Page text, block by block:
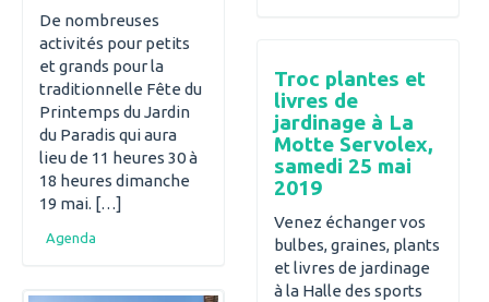
De nombreuses
activités pour petits
et grands pour la
traditionnelle Fête du
Printemps du Jardin
du Paradis qui aura
lieu de 11 heures 30 à
18 heures dimanche
19 mai. […]
Agenda
Troc plantes et
livres de
jardinage à La
Motte Servolex,
samedi 25 mai
2019
Venez échanger vos
bulbes, graines, plants
et livres de jardinage
à la Halle des sports